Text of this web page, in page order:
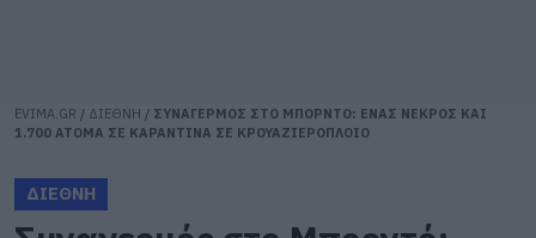
EVIMA.GR / ΔΙΕΘΝΗ / ΣΥΝΑΓΕΡΜΟΣ ΣΤΟ ΜΠΟΡΝΤΟ: ΕΝΑΣ ΝΕΚΡΟΣ ΚΑΙ
1.700 ΑΤΟΜΑ ΣΕ ΚΑΡΑΝΤΙΝΑ ΣΕ ΚΡΟΥΑΖΙΕΡΟΠΛΟΙΟ
ΔΙΕΘΝΗ